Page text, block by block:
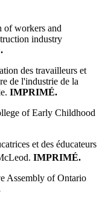
of workers and
industry
des travailleurs et
de l'industrie de la
IMPRIMÉ.
of Early Childhood
et des éducateurs
IMPRIMÉ.
Assembly of Ontario